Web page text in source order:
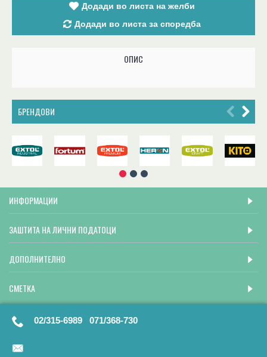
Додади во листа на желби
Додади во листа за споредба
ОПИС
БРЕНДОВИ
ИНФОРМАЦИИ
ЗАШТИТА НА ЛИЧНИ ПОДАТОЦИ
ДОПОЛНИТЕЛНО
СМЕТКА
02/315-6989 071/368-730